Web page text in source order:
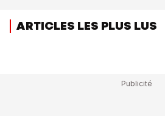
ARTICLES LES PLUS LUS